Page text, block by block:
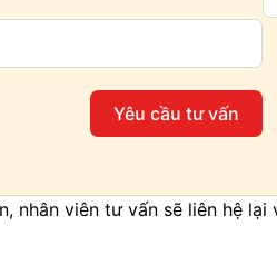
Yêu cầu tư vấn
nhân viên tư vấn sẽ liên hệ